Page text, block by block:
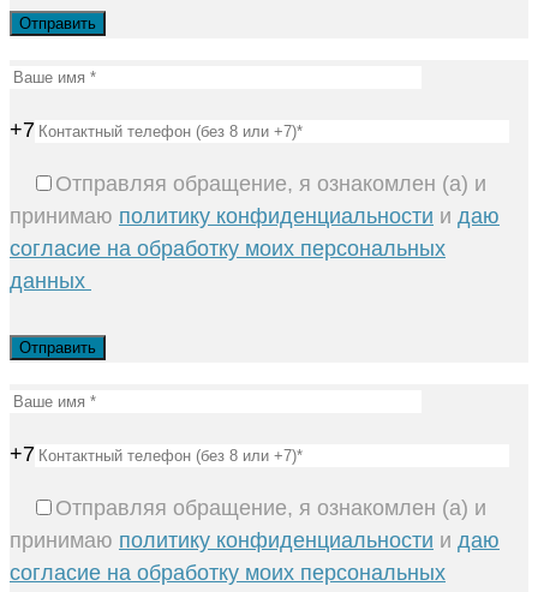
+7
Отправляя обращение, я ознакомлен (а) и
принимаю политику конфиденциальности и даю
согласие на обработку моих персональных
данных
+7
Отправляя обращение, я ознакомлен (а) и
принимаю политику конфиденциальности и даю
согласие на обработку моих персональных